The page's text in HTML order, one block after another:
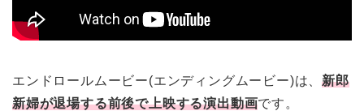
エンドロールムービー(エンディングムービー)は、新郎
新婦が退場する前後で上映する演出動画です。